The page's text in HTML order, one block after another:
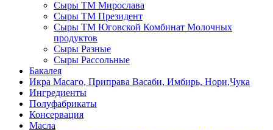
Сыры ТМ Мирослава
Сыры ТМ Президент
Сыры ТМ Юговской Комбинат Молочных
продуктов
Сыры Разные
Сыры Рассольные
Бакалея
Икра Масаго, Приправа Васаби, Имбирь, Нори,Чука
Ингредиенты
Полуфабрикаты
Консервация
Масла